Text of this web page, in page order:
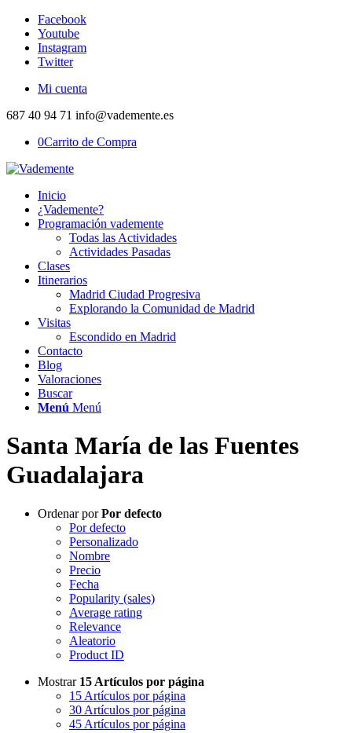
Facebook
Youtube
Instagram
Twitter
Mi cuenta
687 40 94 71 info@vademente.es
0Carrito de Compra
Inicio
¿Vademente?
Programación vademente
Todas las Actividades
Actividades Pasadas
Clases
Itinerarios
Madrid Ciudad Progresiva
Explorando la Comunidad de Madrid
Visitas
Escondido en Madrid
Contacto
Blog
Valoraciones
Buscar
Menú Menú
Santa María de las Fuentes
Guadalajara
Ordenar porPor defecto
Por defecto
Personalizado
Nombre
Precio
Fecha
Popularity (sales)
Average rating
Relevance
Aleatorio
Product ID
Mostrar 15 Artículos por página
15 Artículos por página
30 Artículos por página
45 Artículos por página